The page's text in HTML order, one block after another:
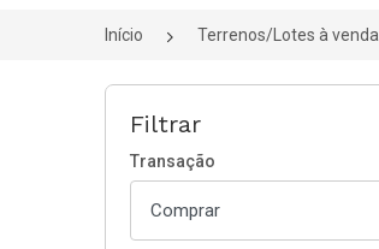
Início Terrenos/Lotes à venda
Filtrar
Transação